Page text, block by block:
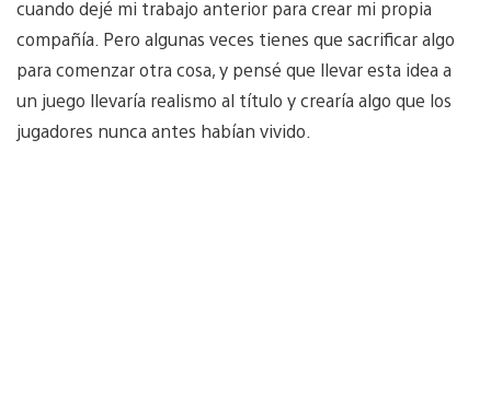
cuando dejé mi trabajo anterior para crear mi propia
compañía. Pero algunas veces tienes que sacrificar algo
para comenzar otra cosa, y pensé que llevar esta idea a
un juego llevaría realismo al título y crearía algo que los
jugadores nunca antes habían vivido.